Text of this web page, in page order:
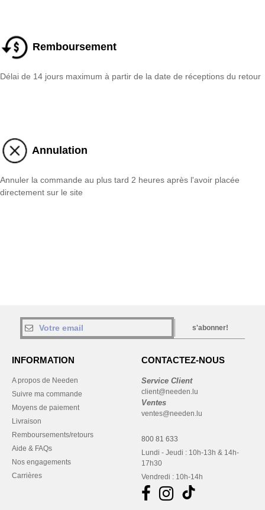
Remboursement
Délai de 14 jours maximum à partir de la date de réceptions du retour
Annulation
Annuler la commande au plus tard 2 heures après l'avoir placée
directement sur le site
s'abonner!
INFORMATION
A propos de Needen
Suivre ma commande
Moyens de paiement
Livraison
Remboursements/retours
Aide & FAQs
Nos engagements
Carrières
CONTACTEZ-NOUS
Service Client
client@needen.lu
Ventes
ventes@needen.lu
800 81 633
Lundi - Jeudi : 10h-13h & 14h-
17h30
Vendredi : 10h-14h